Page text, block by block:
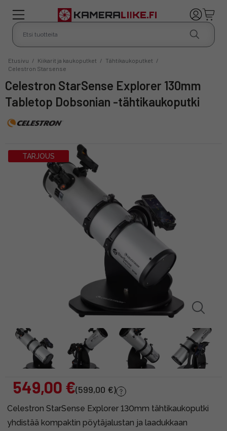
Etusivu / Kiikarit ja kaukoputket / Tähtikaukoputket /
Celestron Starsense
Celestron StarSense Explorer 130mm
Tabletop Dobsonian -tähtikaukoputki
TARJOUS
549,00 €(599,00 €)
Celestron StarSense Explorer 130mm tähtikaukoputki
yhdistää kompaktin pöytäjalustan ja laadukkaan